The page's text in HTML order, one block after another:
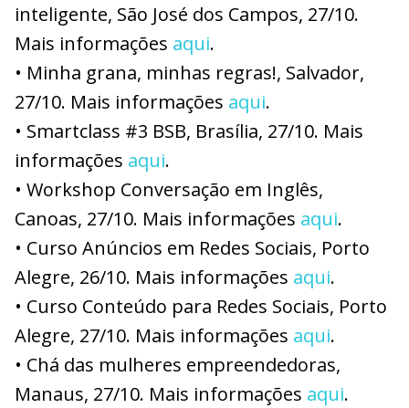
inteligente, São José dos Campos, 27/10.
Mais informações aqui.
• Minha grana, minhas regras!, Salvador,
27/10. Mais informações aqui.
• Smartclass #3 BSB, Brasília, 27/10. Mais
informações aqui.
• Workshop Conversação em Inglês,
Canoas, 27/10. Mais informações aqui.
• Curso Anúncios em Redes Sociais, Porto
Alegre, 26/10. Mais informações aqui.
• Curso Conteúdo para Redes Sociais, Porto
Alegre, 27/10. Mais informações aqui.
• Chá das mulheres empreendedoras,
Manaus, 27/10. Mais informações aqui.